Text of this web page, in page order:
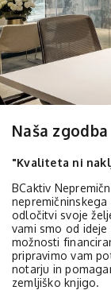
Naša zgodba
"Kvaliteta ni
BCaktiv
odločitvi svoje
vami smo od
možnosti
pripravimo vam
notarju in
zemljiško knjigo.